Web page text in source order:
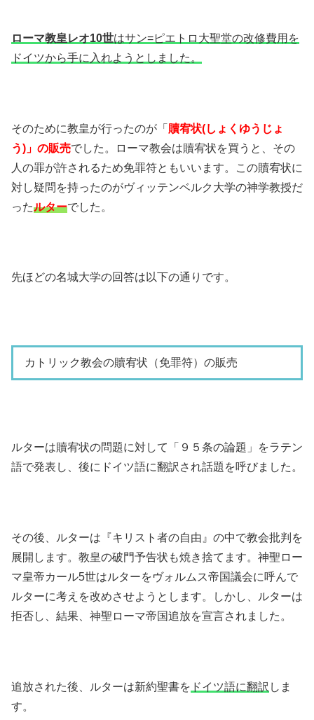
ローマ教皇レオ10世はサン=ピエトロ大聖堂の改修費用を
ドイツから手に入れようとしました。
そのために教皇が行ったのが「 贖宥状(しょくゆうじょ
う)」の販売でした。ローマ教会は贖宥状を買うと、その
人の罪が許されるため免罪符ともいいます。この贖宥状に
対し疑問を持ったのがヴィッテンベルク大学の神学教授だ
ったルターでした。
先ほどの名城大学の回答は以下の通りです。
カトリック教会の贖宥状（免罪符）の販売
ルターは贖宥状の問題に対して「９５条の論題」をラテン
語で発表し、後にドイツ語に翻訳され話題を呼びました。
その後、ルターは『キリスト者の自由』の中で教会批判を
展開します。教皇の破門予告状も焼き捨てます。神聖ロー
マ皇帝カール5世はルターをヴォルムス帝国議会に呼んで
ルターに考えを改めさせようとします。しかし、ルターは
拒否し、結果、神聖ローマ帝国追放を宣言されました。
追放された後、ルターは新約聖書を ドイツ語に翻訳 しま
す。